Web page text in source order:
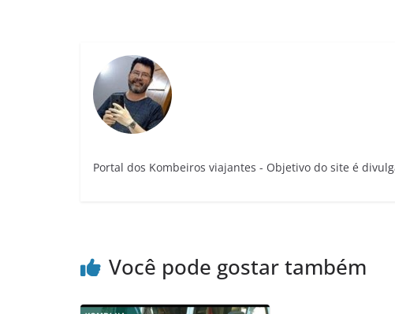
Portal dos Kombeiros viajantes - Objetivo do site é
Você pode gostar também